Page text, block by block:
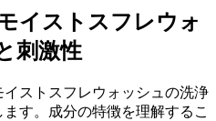
イストスフレウォ
刺激性
ストスフレウォッシュの洗浄
す。成分の特徴を理解するこ